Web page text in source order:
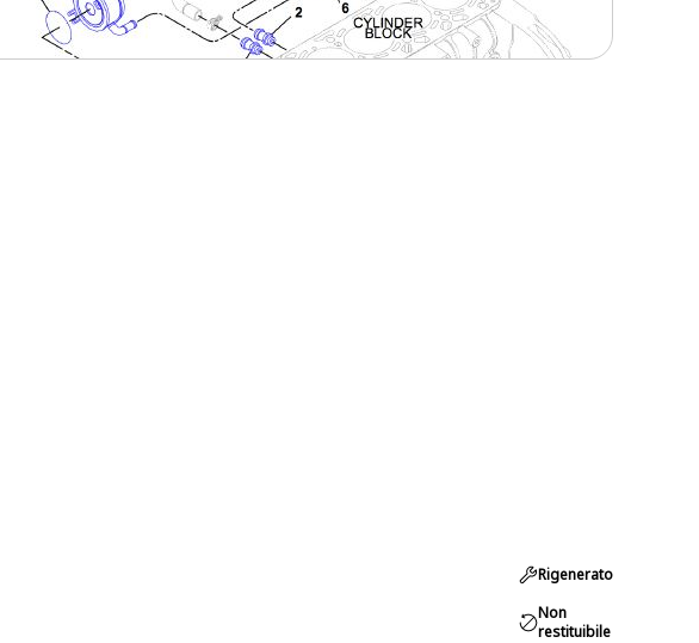
Rigenerato
Non
restituibile